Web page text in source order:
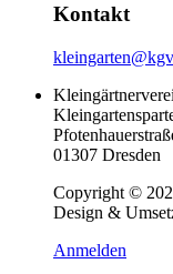
Kontakt
01307 Dresden
Copyright ©
Design &
Anmelden